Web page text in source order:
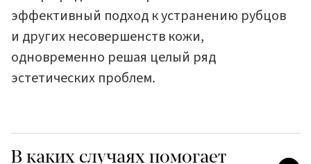
эффективный подход к устранению рубцов
и других несовершенств кожи,
одновременно решая целый ряд
эстетических проблем.
В каких случаях помогает